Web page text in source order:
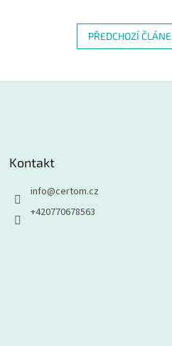
PŘEDCHOZÍ
Kontakt
info@certom.cz
+420770678563